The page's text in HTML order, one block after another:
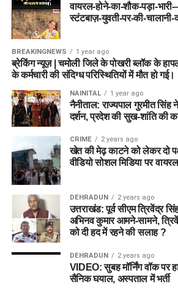
वायरल-होने-का-शौक-पड़ा-
स्टंटबाज़-युवती-पर-की-चालानी-
BREAKINGNEWS 1 year ago
ब्रेकिंग न्यूज़ | चमोली जिले के पोखरी ब्लॉक के
के कर्मचारी की संदिग्ध परिस्थितियों में मौत हो गई।
NAINITAL 1 year ago
नैनीताल: राज्यपाल गुरमीत सिंह
दर्शन, प्रदेश की सुख-शांति की
CRIME 2 years ago
खेत की मेढ़ काटने को लेकर दो
वीडियो सोशल मिडिया पर
DEHRADUN 2 years ago
उत्तराखंड: पूर्व सीएम त्रिवेंद्र
अभिनव कुमार आमने-सामने,
को दी हद में रहने की सलाह ?
DEHRADUN 2 years ago
VIDEO: सुबह मॉर्निंग वॉक पर
सैनिक घयाल, अस्पताल में भर्ती